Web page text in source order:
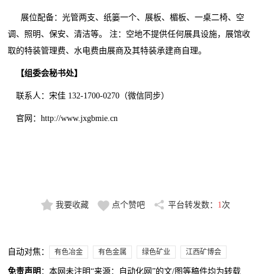
展位配备：光管两支、纸篓一个、展板、楣板、一桌二椅、空
调、照明、保安、清洁等。 注：空地不提供任何展具设施，展馆收
取的特装管理费、水电费由展商及其特装承建商自理。
【组委会秘书处】
联系人：宋佳 132-1700-0270（微信同步）
官网：http://www.jxgbmie.cn
我要收藏 点个赞吧 平台转发数： 1 次
自动对焦： 有色冶金 有色金属 绿色矿业 江西矿博会
免责声明 ：本网未注明“来源：自动化网”的文/图等稿件均为转载